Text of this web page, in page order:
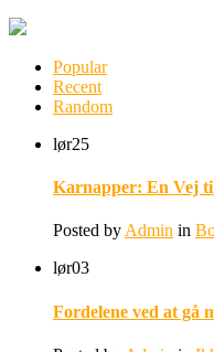
Popular
Recent
Random
lør25
Karnapper: En Vej
Posted by Admin in
lør03
Fordelene ved at gå